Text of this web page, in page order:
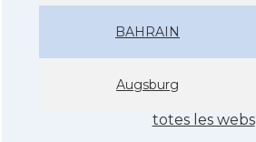
BAHRAIN
Augsburg
totes les webs